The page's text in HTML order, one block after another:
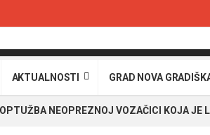
AKTUALNOSTI GRAD NOVA
OPTUŽBA NEOPREZNOJ VOZAČICI KOJA JE